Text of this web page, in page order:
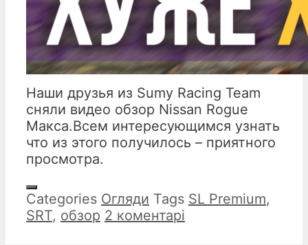
Наши друзья из Sumy Racing Team
сняли видео обзор Nissan Rogue
Макса.Всем интересующимся узнать
что из этого получилось – приятного
просмотра.
Categories Огляди Tags SL Premium,
SRT, обзор 2 коментарі